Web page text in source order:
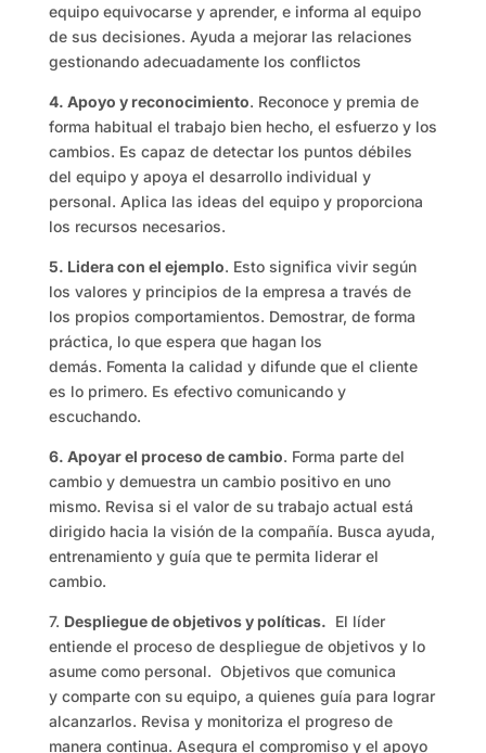
equipo equivocarse y aprender, e informa al equipo
de sus decisiones. Ayuda a mejorar las relaciones
gestionando adecuadamente los conflictos
4. Apoyo y reconocimiento. Reconoce y premia de
forma habitual el trabajo bien hecho, el esfuerzo y los
cambios. Es capaz de detectar los puntos débiles
del equipo y apoya el desarrollo individual y
personal. Aplica las ideas del equipo y proporciona
los recursos necesarios.
5. Lidera con el ejemplo. Esto significa vivir según
los valores y principios de la empresa a través de
los propios comportamientos. Demostrar, de forma
práctica, lo que espera que hagan los
demás. Fomenta la calidad y difunde que el cliente
es lo primero. Es efectivo comunicando y
escuchando.
6. Apoyar el proceso de cambio. Forma parte del
cambio y demuestra un cambio positivo en uno
mismo. Revisa si el valor de su trabajo actual está
dirigido hacia la visión de la compañía. Busca ayuda,
entrenamiento y guía que te permita liderar el
cambio.
7. Despliegue de objetivos y políticas. El líder
entiende el proceso de despliegue de objetivos y lo
asume como personal. Objetivos que comunica
y comparte con su equipo, a quienes guía para lograr
alcanzarlos. Revisa y monitoriza el progreso de
manera continua. Asegura el compromiso y el apoyo